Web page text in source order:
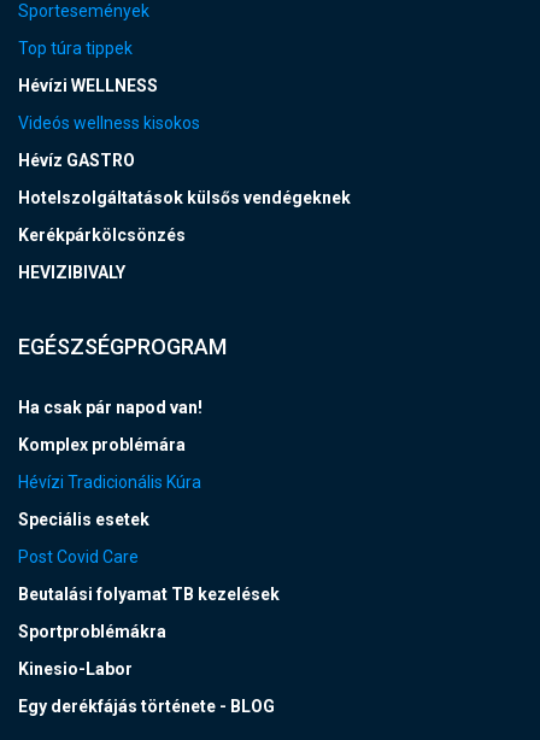
Sportesemények
Top túra tippek
Hévízi WELLNESS
Videós wellness kisokos
Hévíz GASTRO
Hotelszolgáltatások külsős vendégeknek
Kerékpárkölcsönzés
HEVIZIBIVALY
EGÉSZSÉGPROGRAM
Ha csak pár napod van!
Komplex problémára
Hévízi Tradicionális Kúra
Speciális esetek
Post Covid Care
Beutalási folyamat TB kezelések
Sportproblémákra
Kinesio-Labor
Egy derékfájás története - BLOG